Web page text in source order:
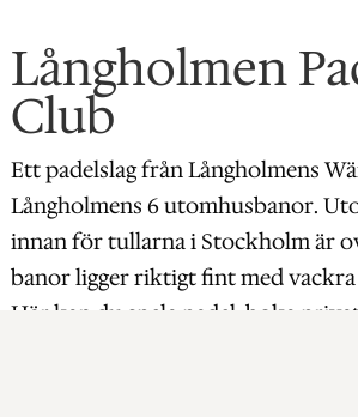
Långholmen
Club
Ett padelslag från Långholmens
Långholmens 6 utomhusbanor.
innan för tullarna i Stockholm är
banor ligger riktigt fint med
Här kan du spela padel, boka